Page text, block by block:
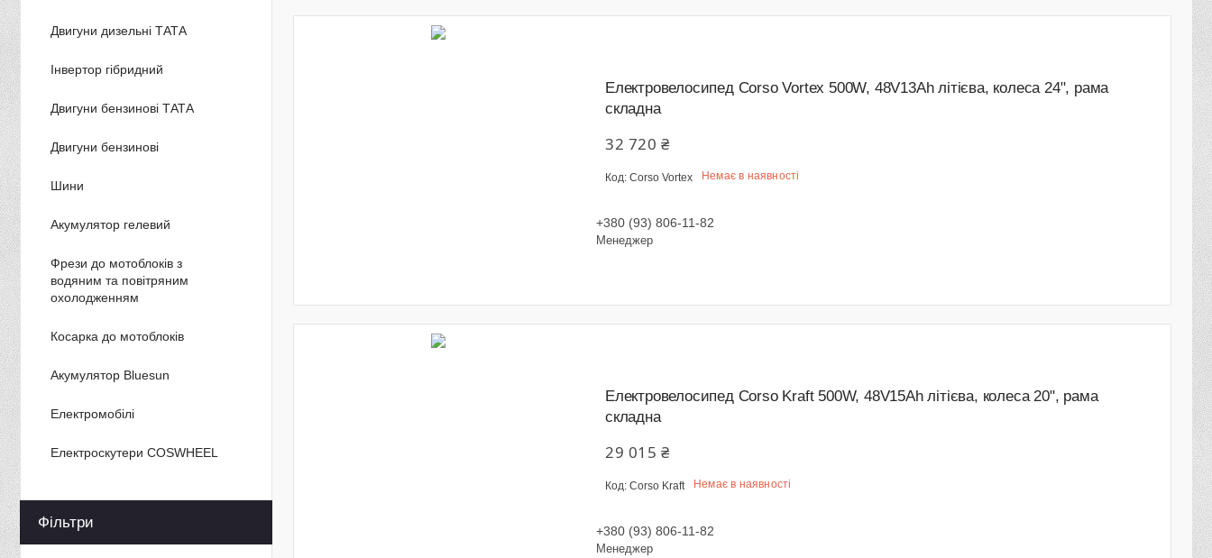
Електровелосипед Corso Vortex 500W, 48V13Ah літієва, колеса 24", рама
складна
32 720 ₴
Corso Vortex Немає в наявності
+380 (93) 806-11-82
Менеджер
Електровелосипед Corso Kraft 500W, 48V15Ah літієва, колеса 20", рама
складна
29 015 ₴
Corso Kraft Немає в наявності
+380 (93) 806-11-82
Менеджер
Двигуни дизельні ТАТА
Інвертор гібридний
Двигуни бензинові ТАТА
Двигуни бензинові
Шини
Акумулятор гелевий
Фрези до мотоблоків з
водяним та повітряним
охолодженням
Косарка до мотоблоків
Акумулятор Bluesun
Електромобілі
Електроскутери COSWHEEL
Фільтри